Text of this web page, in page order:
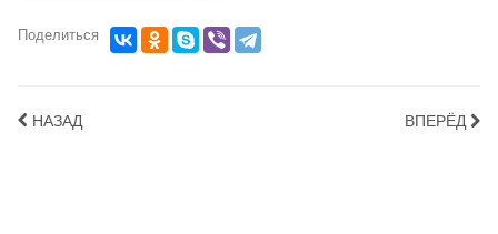
Поделиться
НАЗАД ВПЕРЁД